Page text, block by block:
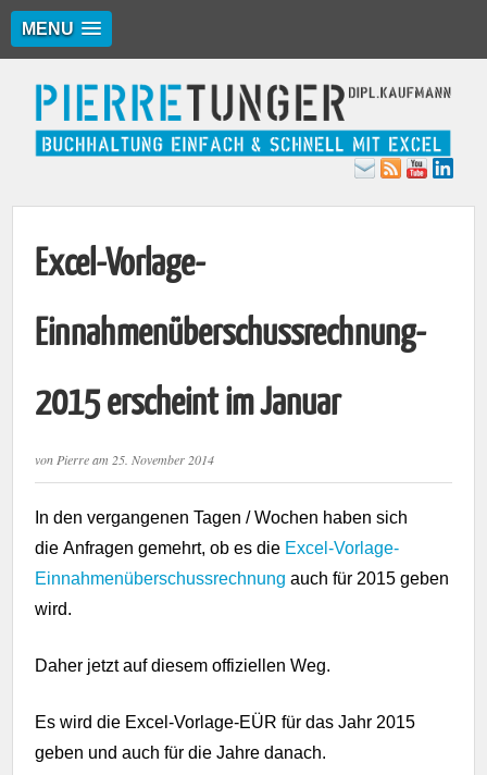
MENU
Excel-Vorlage-
Einnahmenüberschussrechnung-
2015 erscheint im Januar
von Pierream 25. November 2014
In den vergangenen Tagen / Wochen haben sich
die Anfragen gemehrt, ob es die Excel-Vorlage-
Einnahmenüberschussrechnung auch für 2015 geben
wird.
Daher jetzt auf diesem offiziellen Weg.
Es wird die Excel-Vorlage-EÜR für das Jahr 2015
geben und auch für die Jahre danach.